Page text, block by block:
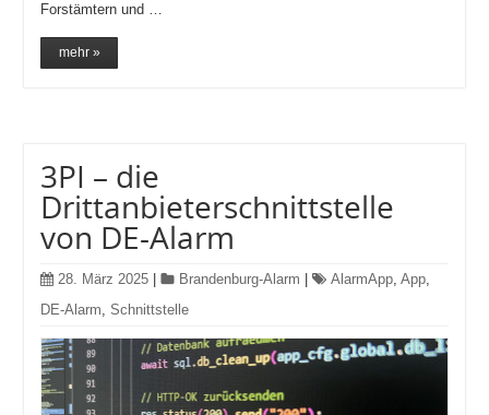
Forstämtern und …
mehr »
3PI – die
Drittanbieterschnittstelle
von DE-Alarm
28. März 2025 | Brandenburg-Alarm | AlarmApp ,App
DE-Alarm ,Schnittstelle